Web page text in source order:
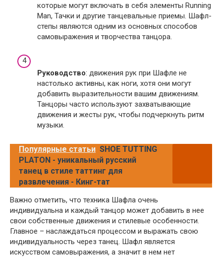
которые могут включать в себя элементы Running
Man, Тачки и другие танцевальные приемы. Шафл-
степы являются одним из основных способов
самовыражения и творчества танцора.
Руководство: движения рук при Шафле не
настолько активны, как ноги, хотя они могут
добавить выразительности вашим движениям.
Танцоры часто используют захватывающие
движения и жесты рук, чтобы подчеркнуть ритм
музыки.
Популярные статьи SHOE TUTTING
PLATON - уникальный русский
танец в стиле таттинг для
развлечения - Кинг-тат
Важно отметить, что техника Шафла очень
индивидуальна и каждый танцор может добавить в нее
свои собственные движения и стилевые особенности.
Главное – наслаждаться процессом и выражать свою
индивидуальность через танец. Шафл является
искусством самовыражения, а значит в нем нет